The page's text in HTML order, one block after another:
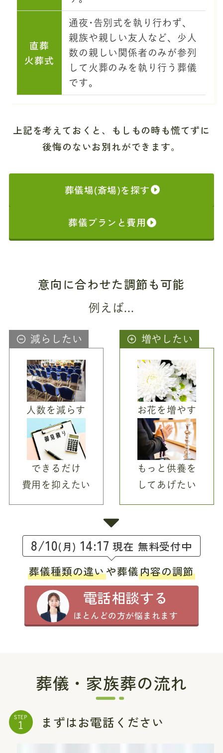
直葬
火葬式
通夜･告別式を執り行わず、
親族や親しい友人など、少人
数の親しい関係者のみが参列
して火葬のみを執り行う葬儀
です。
上記を考えておくと、もしもの時も慌てずに
後悔のないお別れができます。
葬儀場(斎場)を探す
葬儀プランと費用
意向に合わせた調節も可能
例えば...
減らしたい
人数を減らす
できるだけ
費用を抑えたい
増やしたい
お花を増やす
もっと供養を
してあげたい
8/10(月) 14:17 現在 無料受付中
葬儀種類の違いや葬儀内容の調節
電話相談する
ほとんどの方が悩まれます
葬儀・家族葬の流れ
STEP まずはお電話ください